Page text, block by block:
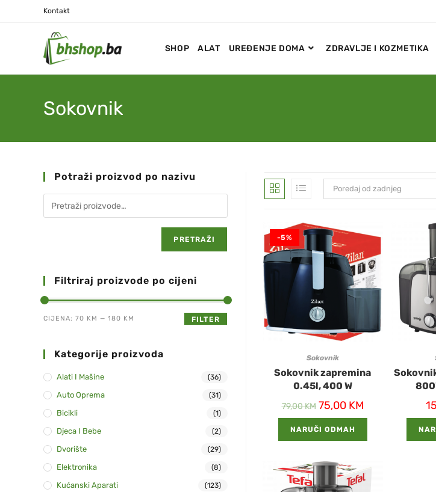
Kontakt
SHOP ALAT UREĐENJE DOMA ZDRAVLJE I KOZMETIKA
Sokovnik
Poredaj od zadnjeg
-5%
Sokovnik
Sokovnik zapremina
0.45l, 400 W
79,00KM 75,00 KM
NARUČI ODMAH
Potraži proizvod po nazivu
PRETRAŽI
Filtriraj proizvode po cijeni
FILTER
CIJENA: 70 KM — 180 KM
Kategorije proizvoda
Alati I Mašine (36)
Auto Oprema (31)
Bicikli (1)
Djeca I Bebe (2)
Dvorište (29)
Elektronika (8)
Kućanski Aparati (123)